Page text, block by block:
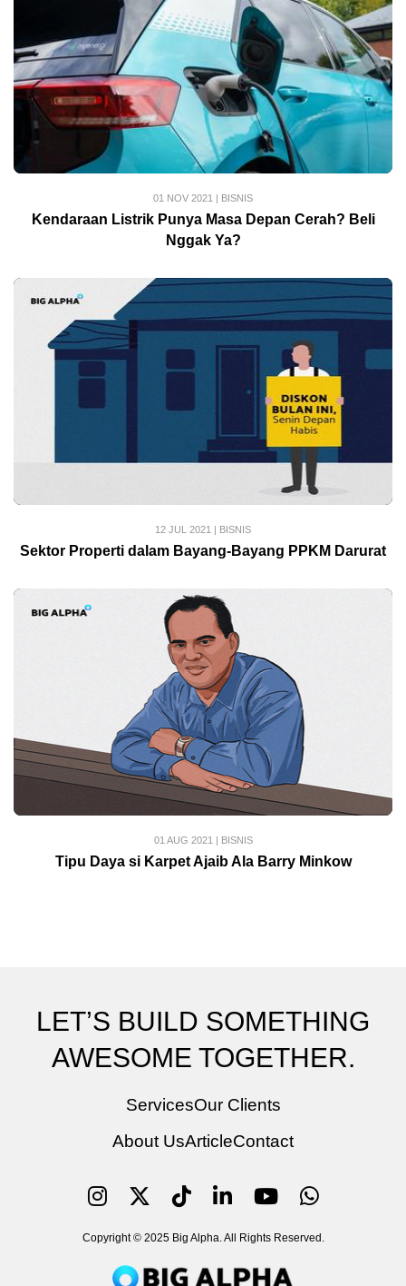
01 NOV 2021 | BISNIS
Kendaraan Listrik Punya Masa Depan Cerah? Beli
Nggak Ya?
12 JUL 2021 | BISNIS
Sektor Properti dalam Bayang-Bayang PPKM Darurat
01 AUG 2021 | BISNIS
Tipu Daya si Karpet Ajaib Ala Barry Minkow
LET’S BUILD SOMETHING
AWESOME TOGETHER.
ServicesOur Clients
About UsArticleContact
Copyright © 2025 Big Alpha. All Rights Reserved.